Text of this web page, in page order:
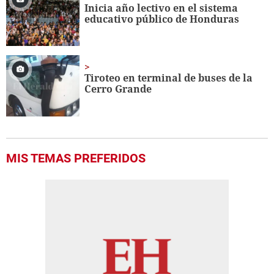
Inicia año lectivo en el sistema
educativo público de Honduras
Tiroteo en terminal de buses de la
Cerro Grande
MIS TEMAS PREFERIDOS